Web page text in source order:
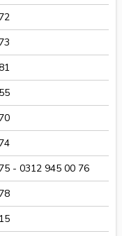
- 0312 945 00 76